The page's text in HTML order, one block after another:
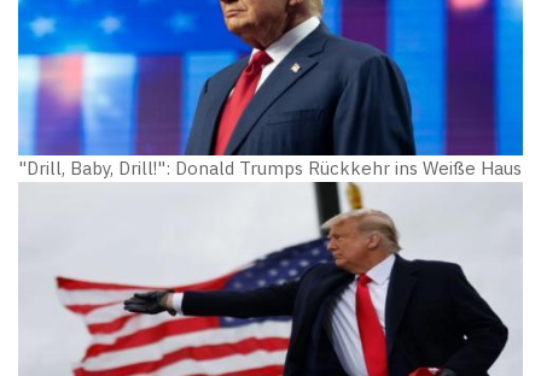
"Drill, Baby, Drill!": Donald Trumps Rückkehr ins Weiße Haus